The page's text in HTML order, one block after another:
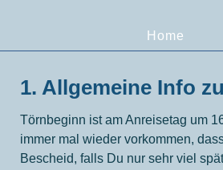
Home
1. Allgemeine Info
Törnbeginn ist am Anreisetag um
immer mal wieder vorkommen,
Bescheid, falls Du nur sehr viel